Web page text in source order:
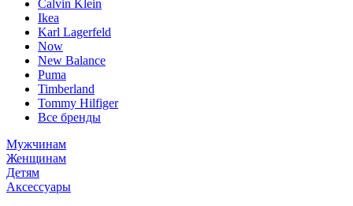
Calvin Klein
Ikea
Karl Lagerfeld
Now
New Balance
Puma
Timberland
Tommy Hilfiger
Все бренды
Мужчинам
Женщинам
Детям
Аксессуары